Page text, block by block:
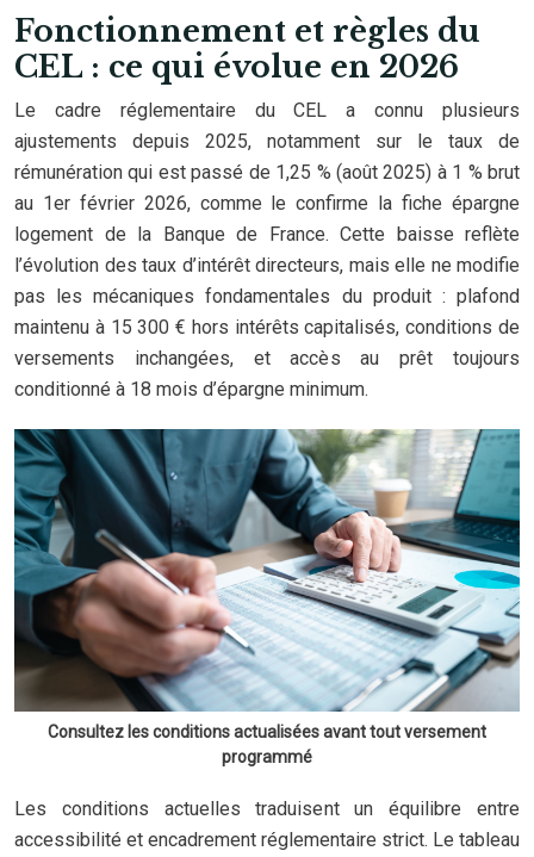
Fonctionnement et règles du
CEL : ce qui évolue en 2026
Le cadre réglementaire du CEL a connu plusieurs
ajustements depuis 2025, notamment sur le taux de
rémunération qui est passé de 1,25 % (août 2025) à 1 % brut
au 1er février 2026, comme le confirme la fiche épargne
logement de la Banque de France. Cette baisse reflète
l’évolution des taux d’intérêt directeurs, mais elle ne modifie
pas les mécaniques fondamentales du produit : plafond
maintenu à 15 300 € hors intérêts capitalisés, conditions de
versements inchangées, et accès au prêt toujours
conditionné à 18 mois d’épargne minimum.
Consultez les conditions actualisées avant tout versement
programmé
Les conditions actuelles traduisent un équilibre entre
accessibilité et encadrement réglementaire strict. Le tableau